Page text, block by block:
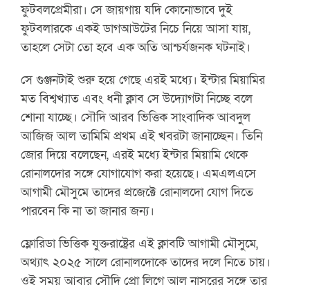
ফুটবলপ্রেমীরা। সে জায়গায় যদি কোনোভাবে দুই
ফুটবলারকে একই ডাগআউটের নিচে নিয়ে আসা যায়,
তাহলে সেটা তো হবে এক অতি আশ্চর্যজনক ঘটনাই।
সে গুঞ্জনটাই শুরু হয়ে গেছে এরই মধ্যে। ইন্টার মিয়ামির
মত বিশ্বখ্যাত এবং ধনী ক্লাব সে উদ্যোগটা নিচ্ছে বলে
শোনা যাচ্ছে। সৌদি আরব ভিত্তিক সাংবাদিক আবদুল
আজিজ আল তামিমি প্রথম এই খবরটা জানাচ্ছেন। তিনি
জোর দিয়ে বলেছেন, এরই মধ্যে ইন্টার মিয়ামি থেকে
রোনালদোর সঙ্গে যোগাযোগ করা হয়েছে। এমএলএসে
আগামী মৌসুমে তাদের প্রজেক্টে রোনালদো যোগ দিতে
পারবেন কি না তা জানার জন্য।
ফ্লোরিডা ভিত্তিক যুক্তরাষ্ট্রের এই ক্লাবটি আগামী মৌসুমে,
অথ্যাৎ ২০২৫ সালে রোনালদোকে তাদের দলে নিতে চায়।
ওই সময় আবার সৌদি প্রো লিগে আল নাসরের সঙ্গে তার